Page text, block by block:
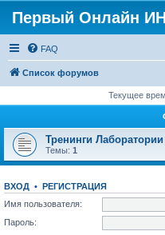
Первый Онлайн
FAQ
Список форумов
Текущее
Тренинги Лаборатории
Темы: 1
ВХОД • РЕГИСТРАЦИЯ
Имя пользователя:
Пароль: